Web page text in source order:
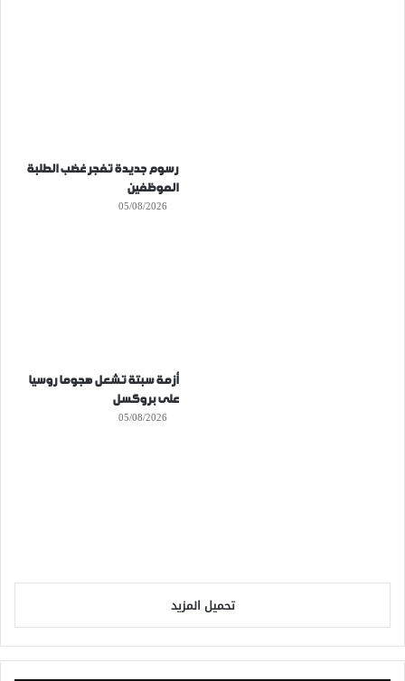
رسوم جديدة تفجر غضب الطلبة
الموظفين
05/08/2026
أزمة سبتة تشعل هجوما روسيا
على بروكسل
05/08/2026
تحميل المزيد